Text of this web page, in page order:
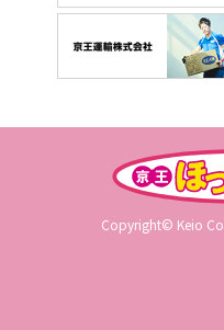
Copyright© Keio